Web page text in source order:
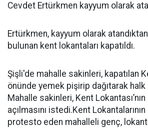
Cevdet Ertürkmen kayyum olarak
Ertürkmen, kayyum olarak
bulunan kent lokantaları kapatıldı.
Şişli'de mahalle sakinleri, kapatılan
önünde yemek pişirip dağıtarak
Mahalle sakinleri, Kent
açılmasını istedi.Kent Lokantalarının
protesto eden mahalleli genç,